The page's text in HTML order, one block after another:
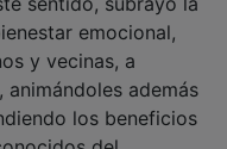
emocional,
y vecinas, a
además
los beneficios
del